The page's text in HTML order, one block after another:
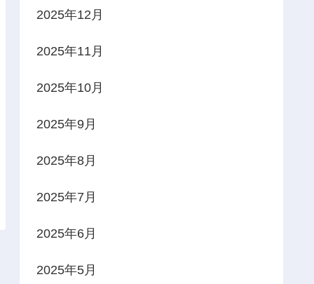
2025年12月
2025年11月
2025年10月
2025年9月
2025年8月
2025年7月
2025年6月
2025年5月